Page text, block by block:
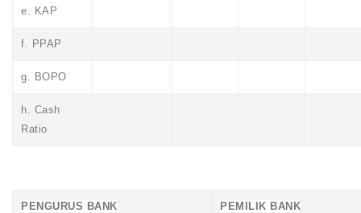
e. KAP
f. PPAP
g. BOPO
h. Cash
Ratio
PENGURUS BANK PEMILIK BANK